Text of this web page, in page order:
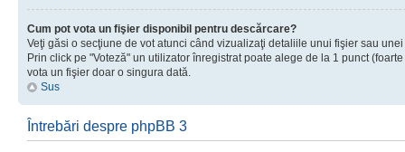
Cum pot vota un fişier disponibil pentru descărcare?
Veţi găsi o secţiune de vot atunci când vizualizaţi detaliile unui fişier sau
Prin click pe "Voteză" un utilizator înregistrat poate alege de la 1 punct
vota un fişier doar o singura dată.
Sus
Întrebări despre phpBB 3